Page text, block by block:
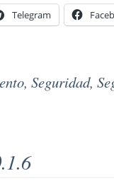
Telegram
, Seguridad,